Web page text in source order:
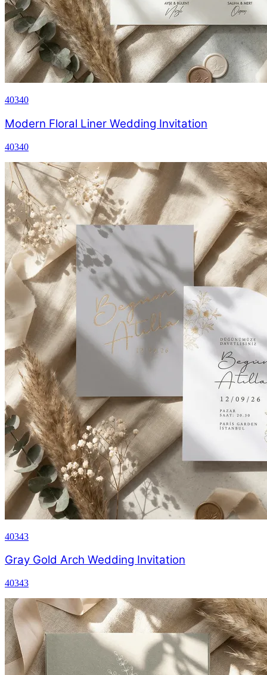
40340
Modern Floral Liner Wedding Invitation
40340
40343
Gray Gold Arch Wedding Invitation
40343